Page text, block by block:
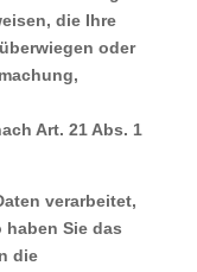
die Ihre
oder
Art. 21 Abs. 1
verarbeitet,
Sie das
die